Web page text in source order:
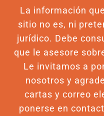
La información
sitio no es, ni
jurídico. Debe
que le asesore
Le invitamos a
nosotros y
cartas y correo
ponerse en